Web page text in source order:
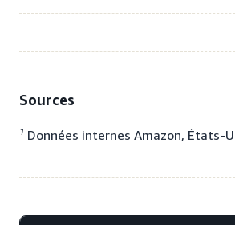
Sources
1 Données internes Amazon, États-